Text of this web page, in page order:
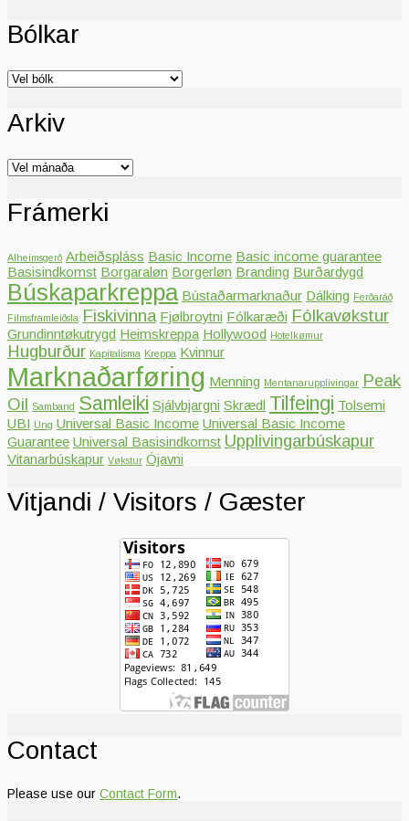
Bólkar
Bólkar
Arkiv
Arkiv
Frámerki
Alheimsgerð Arbeiðspláss Basic Income Basic income guarantee
Basisindkomst Borgaraløn Borgerløn Branding Burðardygd
Búskaparkreppa Bústaðarmarknaður Dálking Ferðaráð
Filmsframleiðsla Fiskivinna Fjølbroytni Fólkaræði Fólkavøkstur
Grundinntøkutrygd Heimskreppa Hollywood Hotelkømur
Hugburður Kapitalisma Kreppa Kvinnur
Marknaðarføring Menning Mentanarupplivingar Peak
Oil Samband Samleiki Sjálvbjargni Skrædl Tilfeingi Tolsemi
UBI Ung Universal Basic Income Universal Basic Income
Guarantee Universal Basisindkomst Upplivingarbúskapur
Vitanarbúskapur Vøkstur Ójavni
Vitjandi / Visitors / Gæster
Contact
Please use our Contact Form.